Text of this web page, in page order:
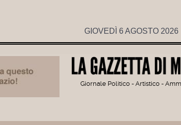
GIOVEDÌ 6 AGOSTO 2026
Giornale Politico - Artistico -